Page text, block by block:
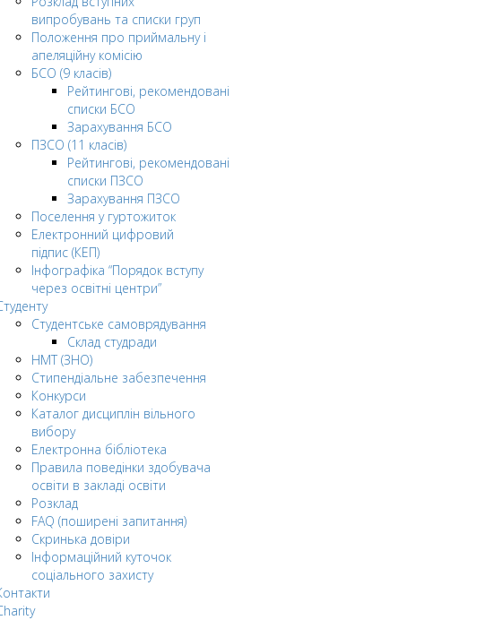
випробувань та списки груп
Положення про приймальну і
апеляційну комісію
БСО (9 класів)
Рейтингові, рекомендовані
списки БСО
Зарахування БСО
ПЗСО (11 класів)
Рейтингові, рекомендовані
списки ПЗСО
Зарахування ПЗСО
Поселення у гуртожиток
Електронний цифровий
підпис (КЕП)
Інфографіка “Порядок вступу
через освітні центри”
Студентське самоврядування
Склад студради
НМТ (ЗНО)
Стипендіальне забезпечення
Конкурси
Каталог дисциплін вільного
вибору
Електронна бібліотека
Правила поведінки здобувача
освіти в закладі освіти
Розклад
FAQ (поширені запитання)
Скринька довіри
Інформаційний куточок
соціального захисту